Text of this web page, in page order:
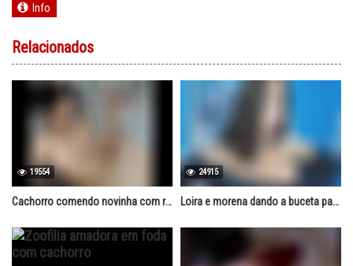
Info
Relacionados
19554
Cachorro comendo novinha com roupa de colegial
24915
Loira e morena dando a buceta para o cachorro foder